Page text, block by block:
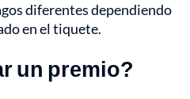
diferentes dependiendo
en el tiquete.
un premio?